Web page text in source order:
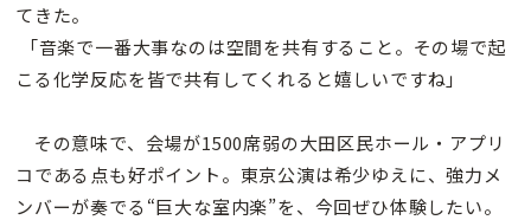
てきた。
「音楽で一番大事なのは空間を共有すること。その場で起
こる化学反応を皆で共有してくれると嬉しいですね」
その意味で、会場が1500席弱の大田区民ホール・アプリ
コである点も好ポイント。東京公演は希少ゆえに、強力メ
ンバーが奏でる“巨大な室内楽”を、今回ぜひ体験したい。